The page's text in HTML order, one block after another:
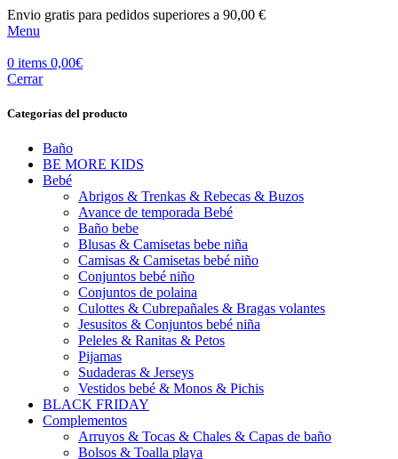
Envio gratis para pedidos superiores a 90,00 €
Menu
0 items 0,00€
Cerrar
Categorías del producto
Baño
BE MORE KIDS
Bebé
Abrigos & Trenkas & Rebecas & Buzos
Avance de temporada Bebé
Baño bebe
Blusas & Camisetas bebe niña
Camisas & Camisetas bebé niño
Conjuntos bebé niño
Conjuntos de polaina
Culottes & Cubrepañales & Bragas volantes
Jesusitos & Conjuntos bebé niña
Peleles & Ranitas & Petos
Pijamas
Sudaderas & Jerseys
Vestidos bebé & Monos & Pichis
BLACK FRIDAY
Complementos
Arruyos & Tocas & Chales & Capas de baño
Bolsos & Toalla playa